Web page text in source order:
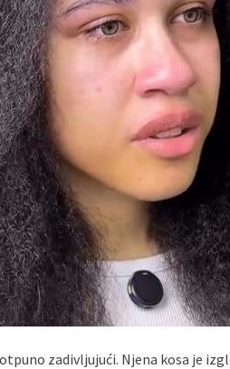
zadivljujući. Njena kosa je